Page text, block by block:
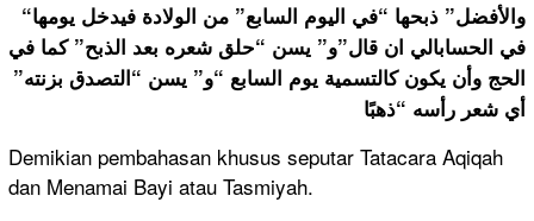
“والأفضل” ذبحها “في اليوم السابع” من الولادة فيدخل يومها
في الحسابالي ان قال”و” يسن “حلق شعره بعد الذبح” كما في
الحج وأن يكون كالتسمية يوم السابع “و” يسن “التصدق بزنته”
أي شعر رأسه “ذهبًا
Demikian pembahasan khusus seputar Tatacara Aqiqah
dan Menamai Bayi atau Tasmiyah.